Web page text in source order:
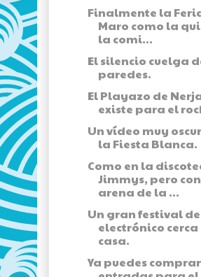
Finalmente la
Maro como la
la comi...
El silencio cuelga
paredes.
El Playazo de
existe para el
Un vídeo muy
la Fiesta Blanca.
Como en la
Jimmys, pero con
arena de la ...
Un gran festival
electrónico cerca
casa.
Ya puedes